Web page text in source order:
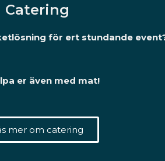
Catering
för ert stundande
er även med mat!
mer om catering